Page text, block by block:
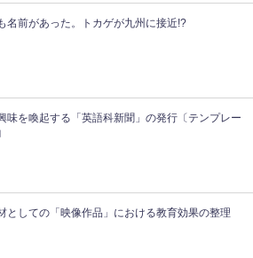
名前があった。トカゲが九州に接近!?
味を喚起する「英語科新聞」の発行〔テンプレー
としての「映像作品」における教育効果の整理